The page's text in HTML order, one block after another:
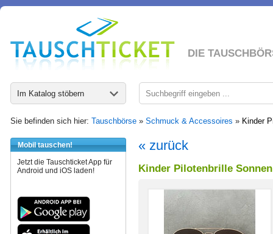
DIE
Im Katalog stöbern
Sie befinden sich hier: Tauschbörse » Schmuck & Accessoires » Kinder
Mobil tauschen!
Jetzt die Tauschticket App für
Android und iOS laden!
« zurück
Kinder Pilotenbrille